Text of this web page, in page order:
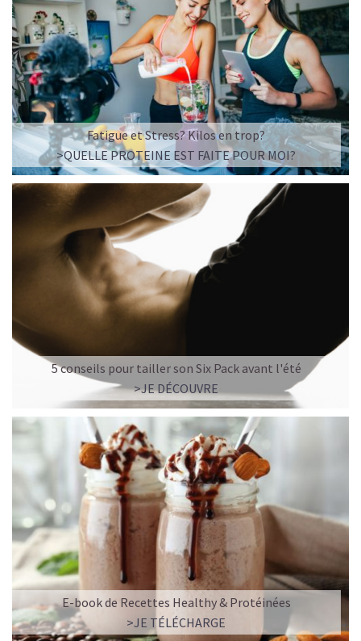
Fatigue et Stress? Kilos en trop?
>QUELLE PROTEINE EST FAITE POUR MOI?
5 conseils pour tailler son Six Pack avant l'été
>JE DÉCOUVRE
E-book de Recettes Healthy & Protéinées
>JE TÉLÉCHARGE